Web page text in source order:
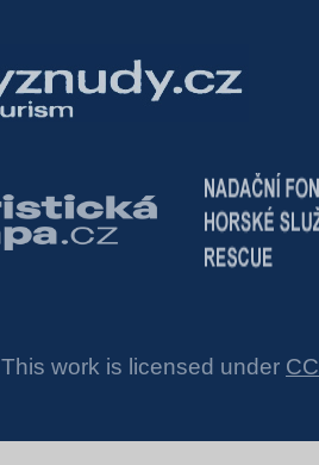
This work is licensed under